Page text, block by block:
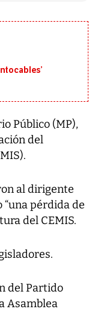
Público (MP),
del
al dirigente
“una pérdida de
del CEMIS.
del Partido
Asamblea
una